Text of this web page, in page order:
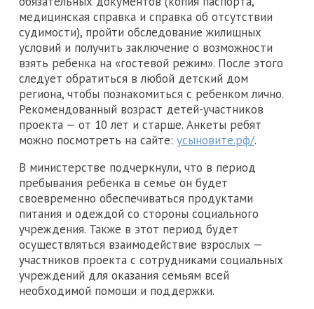
медицинская справка и справка об отсутствии
судимости), пройти обследование жилищных
условий и получить заключение о возможности
взять ребенка на «гостевой режим». После этого
следует обратиться в любой детский дом
региона, чтобы познакомиться с ребенком лично.
Рекомендованный возраст детей-участников
проекта — от 10 лет и старше. Анкеты ребят
можно посмотреть на сайте: усыновите.рф/.
В министерстве подчеркнули, что в период
пребывания ребенка в семье он будет
своевременно обеспечиваться продуктами
питания и одеждой со стороны социального
учреждения. Также в этот период будет
осуществляться взаимодействие взрослых —
участников проекта с сотрудниками социальных
учреждений для оказания семьям всей
необходимой помощи и поддержки.